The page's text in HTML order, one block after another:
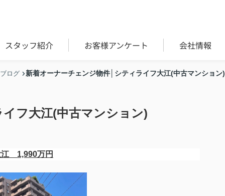
スタッフ紹介 お客様アンケート 会社情報
ブログ 新着オーナーチェンジ物件│シティライフ大江(中古マンション)
フ大江(中古マンション)
江 1,990万円